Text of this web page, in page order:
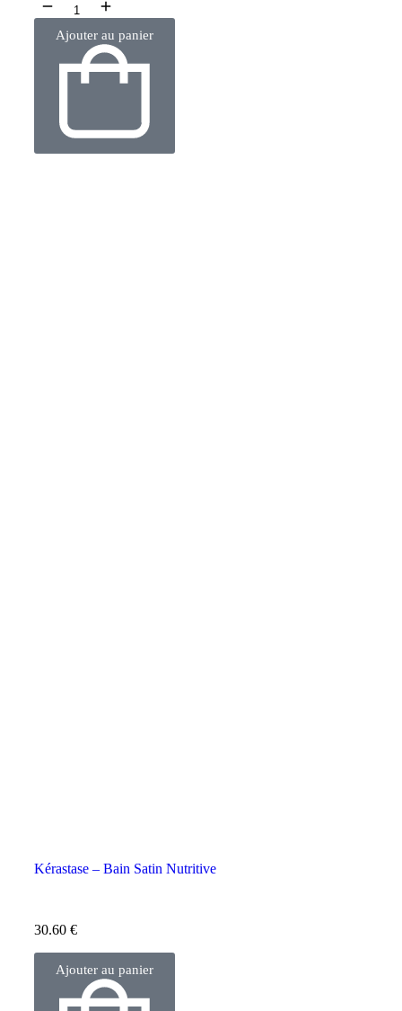
Ajouter au panier
Kérastase – Bain Satin Nutritive
30.60 €
Ajouter au panier